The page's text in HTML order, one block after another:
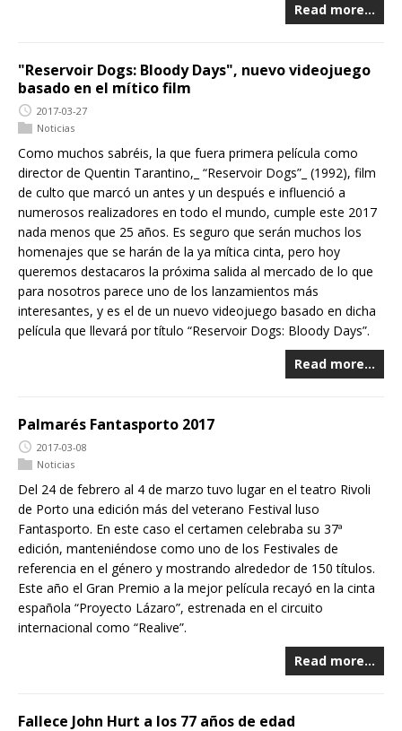
Read more…
"Reservoir Dogs: Bloody Days", nuevo videojuego
basado en el mítico film
2017-03-27
Noticias
Como muchos sabréis, la que fuera primera película como
director de Quentin Tarantino,_ “Reservoir Dogs”_ (1992), film
de culto que marcó un antes y un después e influenció a
numerosos realizadores en todo el mundo, cumple este 2017
nada menos que 25 años. Es seguro que serán muchos los
homenajes que se harán de la ya mítica cinta, pero hoy
queremos destacaros la próxima salida al mercado de lo que
para nosotros parece uno de los lanzamientos más
interesantes, y es el de un nuevo videojuego basado en dicha
película que llevará por título “Reservoir Dogs: Bloody Days”.
Read more…
Palmarés Fantasporto 2017
2017-03-08
Noticias
Del 24 de febrero al 4 de marzo tuvo lugar en el teatro Rivoli
de Porto una edición más del veterano Festival luso
Fantasporto. En este caso el certamen celebraba su 37ª
edición, manteniéndose como uno de los Festivales de
referencia en el género y mostrando alrededor de 150 títulos.
Este año el Gran Premio a la mejor película recayó en la cinta
española “Proyecto Lázaro”, estrenada en el circuito
internacional como “Realive”.
Read more…
Fallece John Hurt a los 77 años de edad